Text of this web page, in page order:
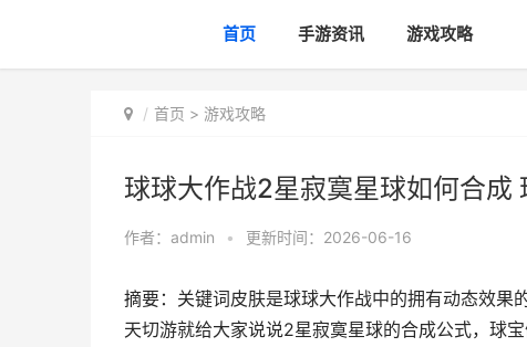
首页 手游资讯 游戏攻略
首页 > 游戏攻略
球球大作战2星寂寞星球如何合成
作者： admin • 更新时间：2026-06-16
摘要：关键词皮肤是球球大作战中的拥有动态效果
天切游就给大家说说2星寂寞星球的合成公式，球